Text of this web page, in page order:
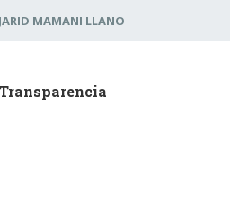
JARID MAMANI LLANO
Transparencia